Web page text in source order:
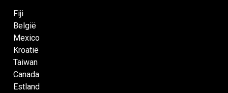
Fiji
België
Mexico
Kroatië
Taiwan
Canada
Estland